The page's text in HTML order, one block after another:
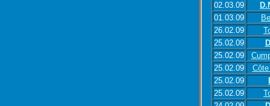
02.03.09
01.03.09
26.02.09
25.02.09
25.02.09
25.02.09
25.02.09
25.02.09